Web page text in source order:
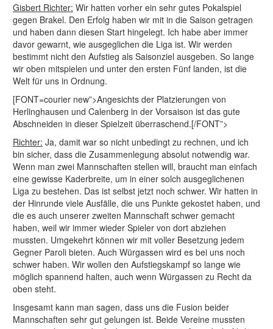
Gisbert Richter: Wir hatten vorher ein sehr gutes Pokalspiel
gegen Brakel. Den Erfolg haben wir mit in die Saison getragen
und haben dann diesen Start hingelegt. Ich habe aber immer
davor gewarnt, wie ausgeglichen die Liga ist. Wir werden
bestimmt nicht den Aufstieg als Saisonziel ausgeben. So lange
wir oben mitspielen und unter den ersten Fünf landen, ist die
Welt für uns in Ordnung.
[FONT=courier new”>Angesichts der Platzierungen von
Herlinghausen und Calenberg in der Vorsaison ist das gute
Abschneiden in dieser Spielzeit überraschend.[/FONT”>
Richter: Ja, damit war so nicht unbedingt zu rechnen, und ich
bin sicher, dass die Zusammenlegung absolut notwendig war.
Wenn man zwei Mannschaften stellen will, braucht man einfach
eine gewisse Kaderbreite, um in einer solch ausgeglichenen
Liga zu bestehen. Das ist selbst jetzt noch schwer. Wir hatten in
der Hinrunde viele Ausfälle, die uns Punkte gekostet haben, und
die es auch unserer zweiten Mannschaft schwer gemacht
haben, weil wir immer wieder Spieler von dort abziehen
mussten. Umgekehrt können wir mit voller Besetzung jedem
Gegner Paroli bieten. Auch Würgassen wird es bei uns noch
schwer haben. Wir wollen den Aufstiegskampf so lange wie
möglich spannend halten, auch wenn Würgassen zu Recht da
oben steht.
Insgesamt kann man sagen, dass uns die Fusion beider
Mannschaften sehr gut gelungen ist. Beide Vereine mussten